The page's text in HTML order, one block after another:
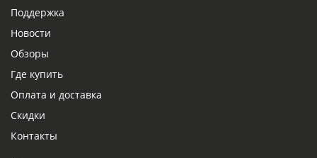
Поддержка
Новости
Обзоры
Где купить
Оплата и доставка
Скидки
Контакты